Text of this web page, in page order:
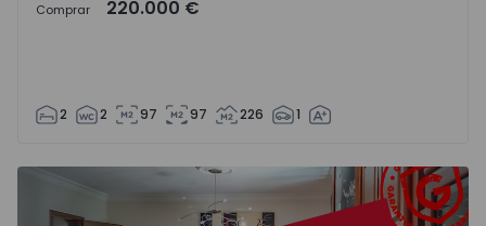
Comprar 220.000 €
2 2 97 97 226 1
Moradia Isolada T3 Barcelos, Palme - 1410834 - 20